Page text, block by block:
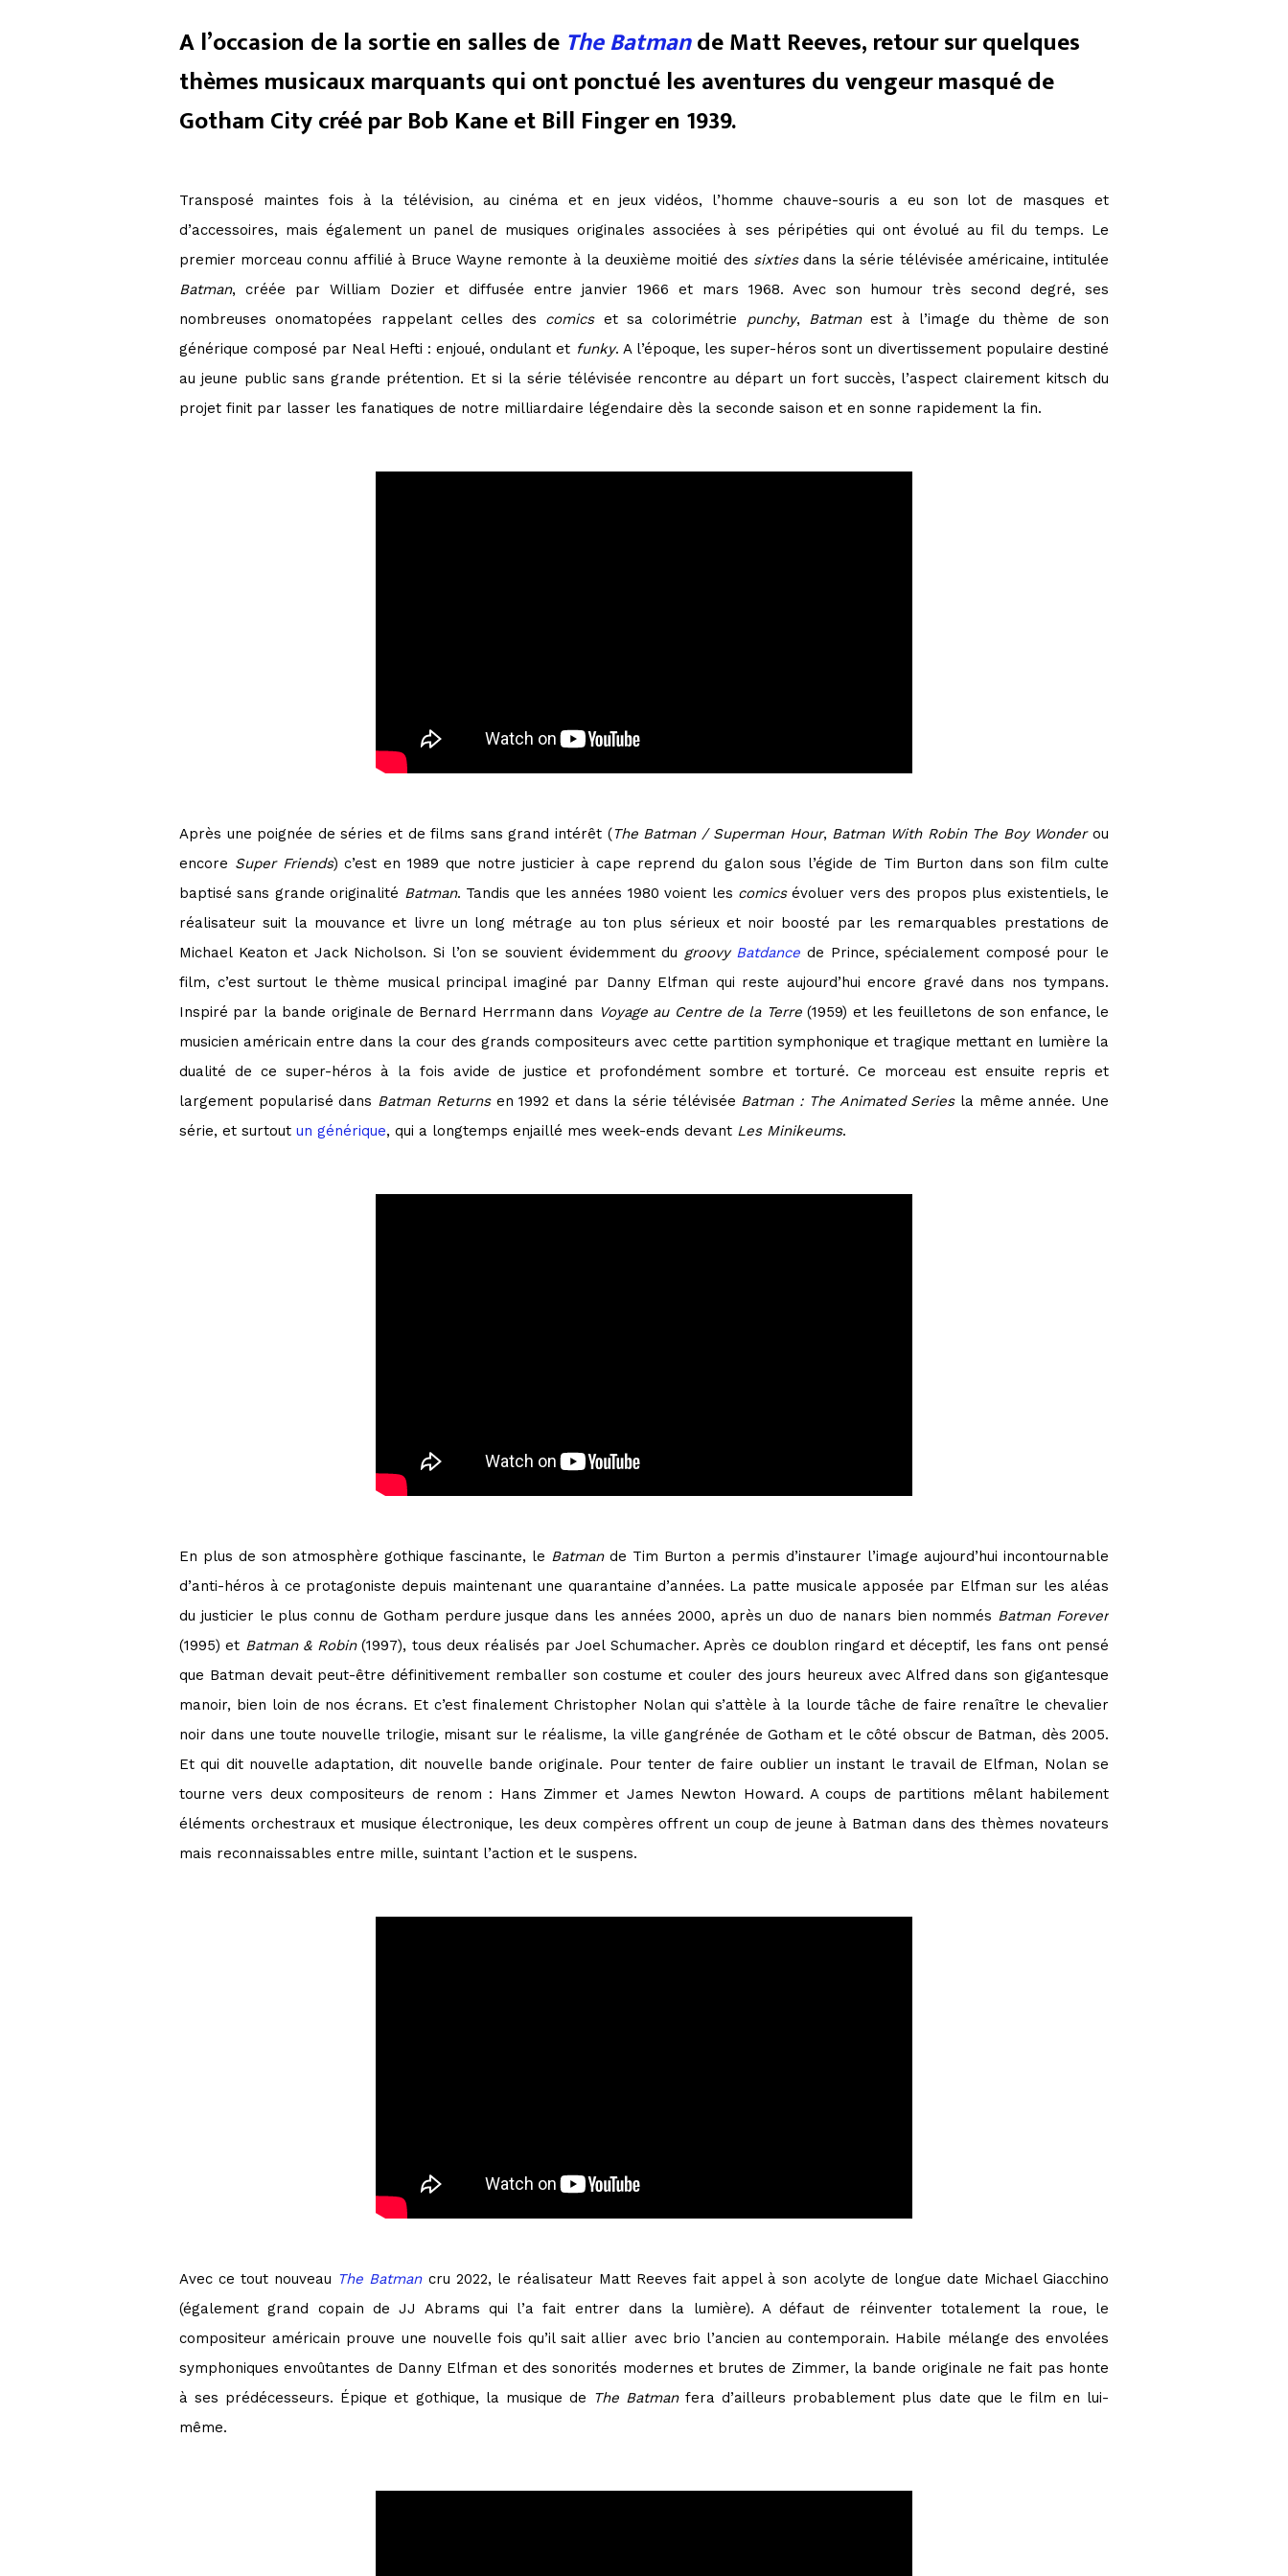
A l’occasion de la sortie en salles de The Batmande Matt Reeves, retour sur quelques
thèmes musicaux marquants qui ont ponctué les aventures du vengeur masqué de
Gotham City créé par Bob Kane et Bill Finger en 1939.
Transposé maintes fois à la télévision, au cinéma et en jeux vidéos, l’homme chauve-souris a eu son lot de masques et
d’accessoires, mais également un panel de musiques originales associées à ses péripéties qui ont évolué au fil du temps. Le
premier morceau connu affilié à Bruce Wayne remonte à la deuxième moitié des sixtiesdans la série télévisée américaine, intitulée
Batman, créée par William Dozier et diffusée entre janvier 1966 et mars 1968. Avec son humour très second degré, ses
nombreuses onomatopées rappelant celles des comicset sa colorimétrie punchy, Batmanest à l’image du thème de son
générique composé par Neal Hefti : enjoué, ondulant et funky. A l’époque, les super-héros sont un divertissement populaire destiné
au jeune public sans grande prétention. Et si la série télévisée rencontre au départ un fort succès, l’aspect clairement kitsch du
projet finit par lasser les fanatiques de notre milliardaire légendaire dès la seconde saison et en sonne rapidement la fin.
Après une poignée de séries et de films sans grand intérêt (The Batman / Superman Hour, Batman With Robin The Boy Wonderou
encore Super Friends) c’est en 1989 que notre justicier à cape reprend du galon sous l’égide de Tim Burton dans son film culte
baptisé sans grande originalité Batman. Tandis que les années 1980 voient les comicsévoluer vers des propos plus existentiels, le
réalisateur suit la mouvance et livre un long métrage au ton plus sérieux et noir boosté par les remarquables prestations de
Michael Keaton et Jack Nicholson. Si l’on se souvient évidemment du groovy Batdance de Prince, spécialement composé pour le
film, c’est surtout le thème musical principal imaginé par Danny Elfman qui reste aujourd’hui encore gravé dans nos tympans.
Inspiré par la bande originale de Bernard Herrmann dans Voyage au Centre de la Terre(1959) et les feuilletons de son enfance, le
musicien américain entre dans la cour des grands compositeurs avec cette partition symphonique et tragique mettant en lumière la
dualité de ce super-héros à la fois avide de justice et profondément sombre et torturé. Ce morceau est ensuite repris et
largement popularisé dans Batman Returnsen 1992 et dans la série télévisée Batman : The Animated Seriesla même année. Une
série, et surtout un générique, qui a longtemps enjaillé mes week-ends devant Les Minikeums.
En plus de son atmosphère gothique fascinante, le Batmande Tim Burton a permis d’instaurer l’image aujourd’hui incontournable
d’anti-héros à ce protagoniste depuis maintenant une quarantaine d’années. La patte musicale apposée par Elfman sur les aléas
du justicier le plus connu de Gotham perdure jusque dans les années 2000, après un duo de nanars bien nommés Batman Forever
(1995) et Batman & Robin(1997), tous deux réalisés par Joel Schumacher. Après ce doublon ringard et déceptif, les fans ont pensé
que Batman devait peut-être définitivement remballer son costume et couler des jours heureux avec Alfred dans son gigantesque
manoir, bien loin de nos écrans. Et c’est finalement Christopher Nolan qui s’attèle à la lourde tâche de faire renaître le chevalier
noir dans une toute nouvelle trilogie, misant sur le réalisme, la ville gangrénée de Gotham et le côté obscur de Batman, dès 2005.
Et qui dit nouvelle adaptation, dit nouvelle bande originale. Pour tenter de faire oublier un instant le travail de Elfman, Nolan se
tourne vers deux compositeurs de renom : Hans Zimmer et James Newton Howard. A coups de partitions mêlant habilement
éléments orchestraux et musique électronique, les deux compères offrent un coup de jeune à Batman dans des thèmes novateurs
mais reconnaissables entre mille, suintant l’action et le suspens.
Avec ce tout nouveau The Batmancru 2022, le réalisateur Matt Reeves fait appel à son acolyte de longue date Michael Giacchino
(également grand copain de JJ Abrams qui l’a fait entrer dans la lumière). A défaut de réinventer totalement la roue, le
compositeur américain prouve une nouvelle fois qu’il sait allier avec brio l’ancien au contemporain. Habile mélange des envolées
symphoniques envoûtantes de Danny Elfman et des sonorités modernes et brutes de Zimmer, la bande originale ne fait pas honte
à ses prédécesseurs. Épique et gothique, la musique de The Batmanfera d’ailleurs probablement plus date que le film en lui-
même.